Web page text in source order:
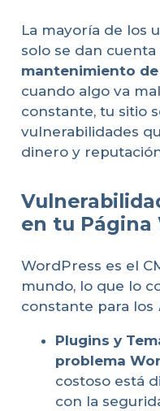
La mayoría de los
solo se dan
mantenimiento de
cuando algo va
constante, tu sitio
vulnerabilidades
dinero y
en tu Página
WordPress es el
mundo, lo que lo
constante para los
Plugins y
problema
costoso está
con la